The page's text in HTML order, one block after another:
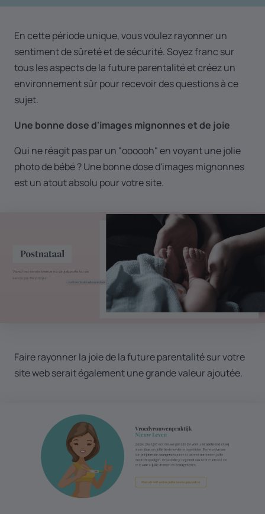
En cette période unique, vous voulez rayonner un
sentiment de sûreté et de sécurité. Soyez franc sur
tous les aspects de la future parentalité et créez un
environnement sûr pour recevoir des questions à ce
sujet.
Une bonne dose d'images mignonnes et de joie
Qui ne réagit pas par un "oooooh" en voyant une jolie
photo de bébé ? Une bonne dose d'images mignonnes
est un atout absolu pour votre site.
Faire rayonner la joie de la future parentalité sur votre
site web serait également une grande valeur ajoutée.